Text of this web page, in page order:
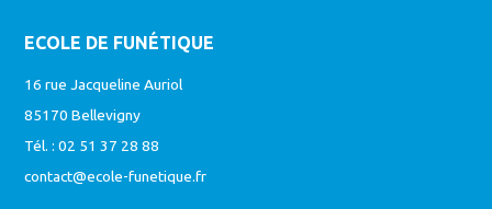
ECOLE DE FUNÉTIQUE
16 rue Jacqueline Auriol
85170 Bellevigny
Tél. : 02 51 37 28 88
contact@ecole-funetique.fr